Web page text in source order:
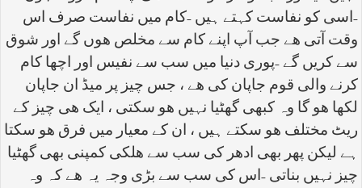
-اسی کو نفاست کہتے ہیں -کام میں نفاست صرف اس
وقت آتی ھے جب آپ اپنے کام سے مخلص ھوں گے اور شوق
سے کریں گے -پوری دنیا میں سب سے نفیس اور اچھا کام
کرنے والی قوم جاپان کی ھے ، جس چیز پر میڈ ان جاپان
لکھا ھو گا وہ کبھی گھٹیا نہیں ھو سکتی ، ایک ھی چیز کے
ریٹ مختلف ھو سکتے ہیں ، ان کے معیار میں فرق ھو سکتا
ہے لیکن پھر بھی ادھر کی سب سے ھلکی کمپنی بھی گھٹیا
چیز نہیں بناتی -اس کی سب سے بڑی وجہ یہ ھے کہ وہ